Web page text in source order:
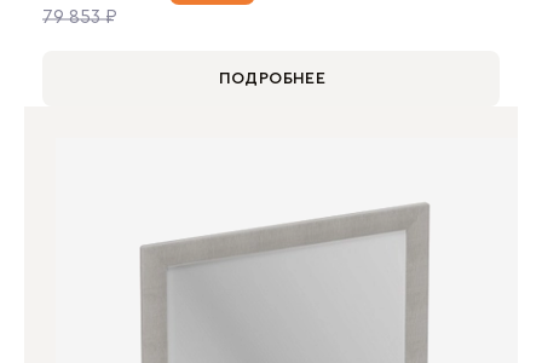
79 853 ₽
ПОДРОБНЕЕ